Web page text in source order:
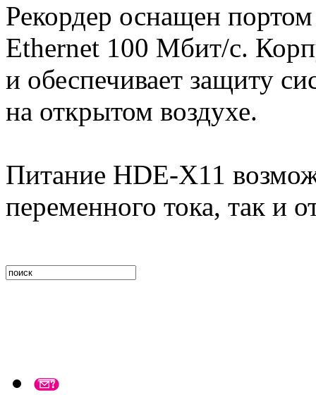
Рекордер оснащен
Ethernet 100 Мбит/с.
и обеспечивает защиту
на открытом воздухе.
Питание HDE-X11
переменного тока, так и